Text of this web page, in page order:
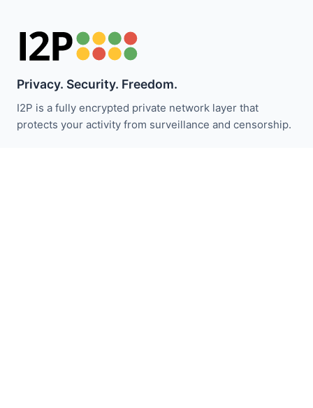
Privacy. Security. Freedom.
I2P is a fully encrypted private network layer that
protects your activity from surveillance and censorship.